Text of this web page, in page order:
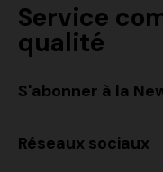
Service
qualité
S'abonner à la
Réseaux sociaux